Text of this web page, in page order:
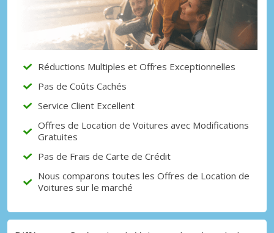
Réductions Multiples et Offres Exceptionnelles
Pas de Coûts Cachés
Service Client Excellent
Offres de Location de Voitures avec Modifications
Gratuites
Pas de Frais de Carte de Crédit
Nous comparons toutes les Offres de Location de
Voitures sur le marché